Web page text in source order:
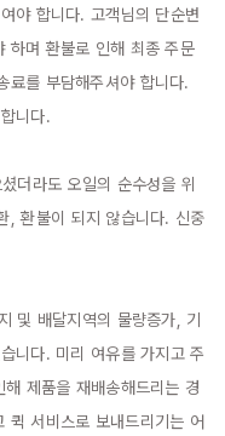
야 합니다. 고객님의 단순변
하며 환불로 인해 최종 주문
료를 부담해주셔야 합니다.
니다.
더라도 오일의 순수성을 위
, 환불이 되지 않습니다. 신중
및 배달지역의 물량증가, 기
니다. 미리 여유를 가지고 주
제품을 재배송해드리는 경
퀵 서비스로 보내드리기는 어